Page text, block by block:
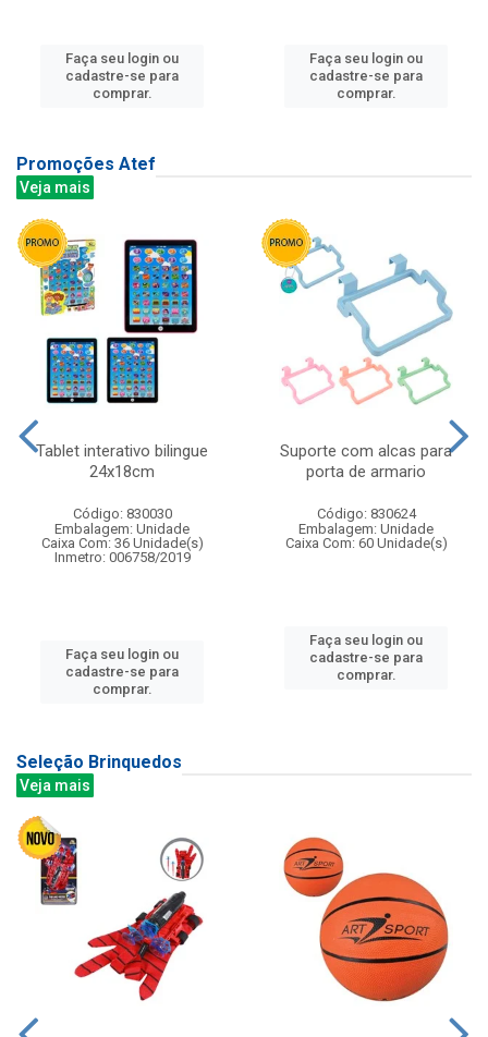
Faça seu login ou
cadastre-se para
comprar.
Faça seu login ou
cadastre-se para
comprar.
Promoções Atef
Veja mais
Tablet interativo bilingue
24x18cm
Código: 830030
Embalagem: Unidade
Caixa Com: 36 Unidade(s)
Inmetro: 006758/2019
Faça seu login ou
cadastre-se para
comprar.
Suporte com alcas para
porta de armario
Código: 830624
Embalagem: Unidade
Caixa Com: 60 Unidade(s)
Faça seu login ou
cadastre-se para
comprar.
Seleção Brinquedos
Veja mais